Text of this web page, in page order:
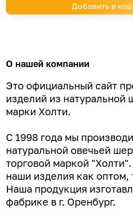
Добавить в
О нашей компании
Это официальный сайт
изделий из натуральной
марки Холти.
С 1998 года мы
натуральной овечьей
торговой маркой
наши изделия как оптом,
Наша продукция
фабрике в г. Оренбург.